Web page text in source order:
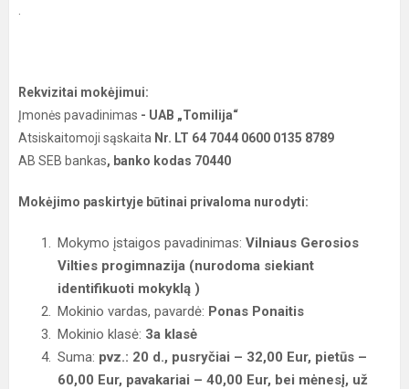
Rekvizitai mokėjimui:
Įmonės pavadinimas - UAB „Tomilija“
Atsiskaitomoji sąskaita Nr. LT 64 7044 0600 0135 8789
AB SEB bankas, banko kodas 70440
Mokėjimo paskirtyje būtinai privaloma nurodyti:
Mokymo įstaigos pavadinimas: Vilniaus Gerosios
Vilties progimnazija (nurodoma siekiant
identifikuoti mokyklą )
Mokinio vardas, pavardė: Ponas Ponaitis
Mokinio klasė: 3a klasė
Suma: pvz.: 20 d., pusryčiai – 32,00 Eur, pietūs –
60,00 Eur, pavakariai – 40,00 Eur, bei mėnesį, už